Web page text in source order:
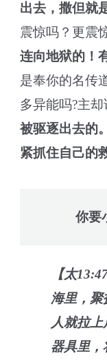
出去，撒但就
震惊吗？更震
连向地狱的！
是奉你的名传
多异能吗?主
被驱逐出去的
紧抓住自己的
你要
【太
海里，聚
人就拉
器具里，